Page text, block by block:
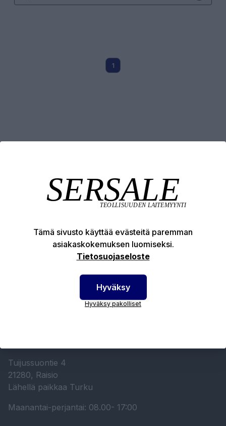
1
SERSALE OY MAALAUSLAITTEIDEN ERIKOISLIIKE
Sersale Oy
Huolto- ja kunnossapito
Myynti- ja toimitusehdot
Tuijussuontie 4
21280, Raisio
Lähellä paikkaa Turku
Maanantai-perjantai: 08.00- 17:00
Tämä sivusto käyttää evästeitä paremman
asiakaskokemuksen luomiseksi.
Tietosuojaseloste
Hyväksy
Hyväksy pakolliset